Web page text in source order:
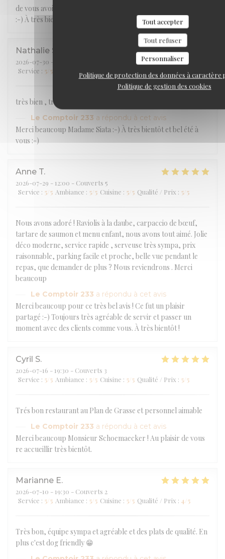
Tout accepter
Tout refuser
Personnaliser
Politique de protection des données à caractère
Politique de gestion des cookies
de vous avoir accueillis et que vous ayez passé une belle soirée
:-) À très bientôt !
Nathalie S
2026-07-30 - 12:00 - Couverts 5
Service : 5 /5 :5 /5 Cuisine Qualité / Prix : /5
très bien , très agréable , nous avons passé un bon moment
Le Comptoir 233 a répondu à cet avis
Merci beaucoup Madame Siata :-) À très bientôt et bel été à
vous :-)
Anne T
2026-07-29 - 12:00 - Couverts 5
Service : 5/5 Ambiance : 5/5 Cuisine : 5/5 Qualité / Prix : 5/5
Nous avons adoré ! Raviolis à la daube, carpaccio de bœuf,
tartare de saumon et menu enfant, nous avons tout aimé. Jolie
déco moderne, service rapide , serveuse très sympa, prix
raisonnable, parking facile et proche, belle vue pendant le
repas, que demander de plus ? Nous reviendrons . Merci
beaucoup
Le Comptoir 233 a répondu à cet avis
Merci beaucoup pour ce très bel avis ! Ce fut un plaisir
partagé :-) Toujours très agréable de servir et passer un
moment avec des clients comme vous. À très bientôt !
Cyril S
2026-07-16 - 19:30 - Couverts 3
Service : 5/5 Ambiance : 5/5 Cuisine : 5/5 Qualité / Prix : 5/5
Trés bon restaurant au Plan de Grasse et personnel aimable
Le Comptoir 233 a répondu à cet avis
Merci beaucoup Monsieur Schoemaecker ! Au plaisir de vous
re accueillir très bientôt.
Marianne E
2026-07-10 - 19:30 - Couverts 2
Service : 5/5 Ambiance : 5/5 Cuisine : 5/5 Qualité / Prix : 4/5
Très bon, équipe sympa et agréable et des plats de qualité. En
plus c'est dog friendly 😁